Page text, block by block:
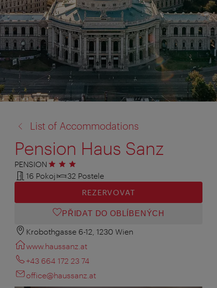
na:
List of Accommodations
Pension Haus Sanz
PENSION 3 hvězdičky
16 Pokoj
32 Postele
REZERVOVAT
PŘIDAT DO OBLÍBENÝCH
Krobothgasse 6-12, 1230 Wien
www.haussanz.at
+43 664 172 23 74
office@haussanz.at